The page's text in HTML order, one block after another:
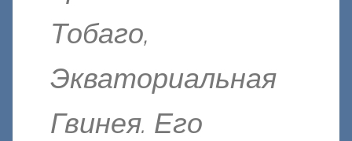
Тобаго,
Экваториальная
Гвинея. Его